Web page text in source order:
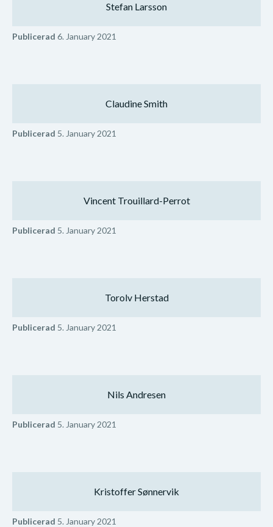
Stefan Larsson
Publicerad 6. January 2021
Claudine Smith
Publicerad 5. January 2021
Vincent Trouillard-Perrot
Publicerad 5. January 2021
Torolv Herstad
Publicerad 5. January 2021
Nils Andresen
Publicerad 5. January 2021
Kristoffer Sønnervik
Publicerad 5. January 2021